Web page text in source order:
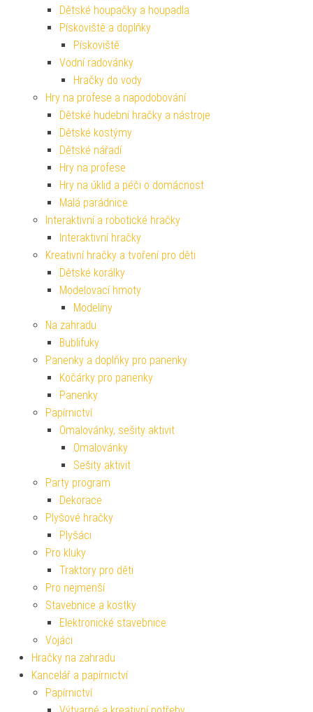
Dětské houpačky a houpadla
Pískoviště a doplňky
Pískoviště
Vodní radovánky
Hračky do vody
Hry na profese a napodobování
Dětské hudební hračky a nástroje
Dětské kostýmy
Dětské nářadí
Hry na profese
Hry na úklid a péči o domácnost
Malá parádnice
Interaktivní a robotické hračky
Interaktivní hračky
Kreativní hračky a tvoření pro děti
Dětské korálky
Modelovací hmoty
Modelíny
Na zahradu
Bublifuky
Panenky a doplňky pro panenky
Kočárky pro panenky
Panenky
Papírnictví
Omalovánky, sešity aktivit
Omalovánky
Sešity aktivit
Party program
Dekorace
Plyšové hračky
Plyšáci
Pro kluky
Traktory pro děti
Pro nejmenší
Stavebnice a kostky
Elektronické stavebnice
Vojáci
Hračky na zahradu
Kancelář a papírnictví
Papírnictví